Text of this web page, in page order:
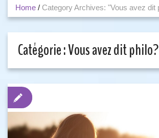
Home / Category Archives: "Vous avez dit
Catégorie :Vous avez dit philo?